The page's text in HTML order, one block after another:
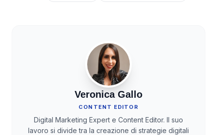
Veronica Gallo
CONTENT EDITOR
Digital Marketing Expert e Content Editor. Il suo
lavoro si divide tra la creazione di strategie digitali